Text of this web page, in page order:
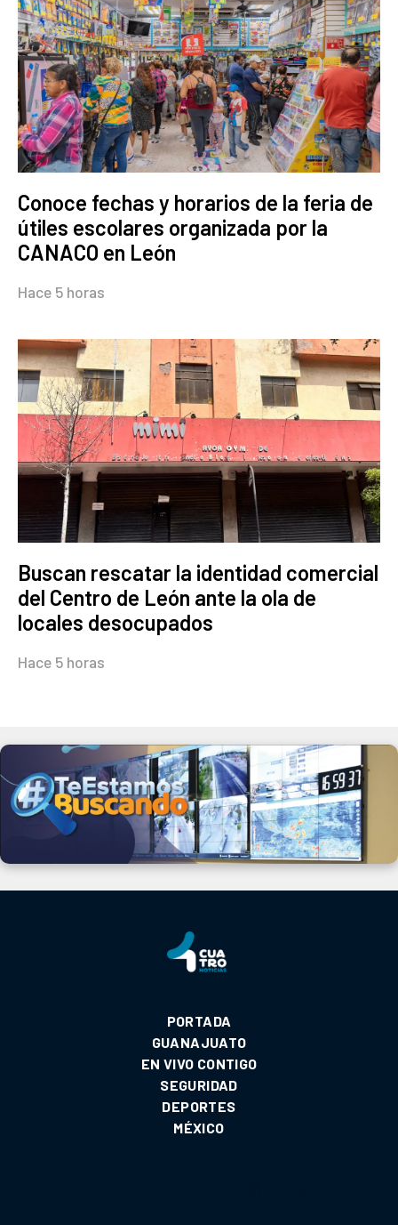
Conoce fechas y horarios de la feria de
útiles escolares organizada por la
CANACO en León
Hace 5 horas
Buscan rescatar la identidad comercial
del Centro de León ante la ola de
locales desocupados
Hace 5 horas
PORTADA
GUANAJUATO
EN VIVO CONTIGO
SEGURIDAD
DEPORTES
MÉXICO